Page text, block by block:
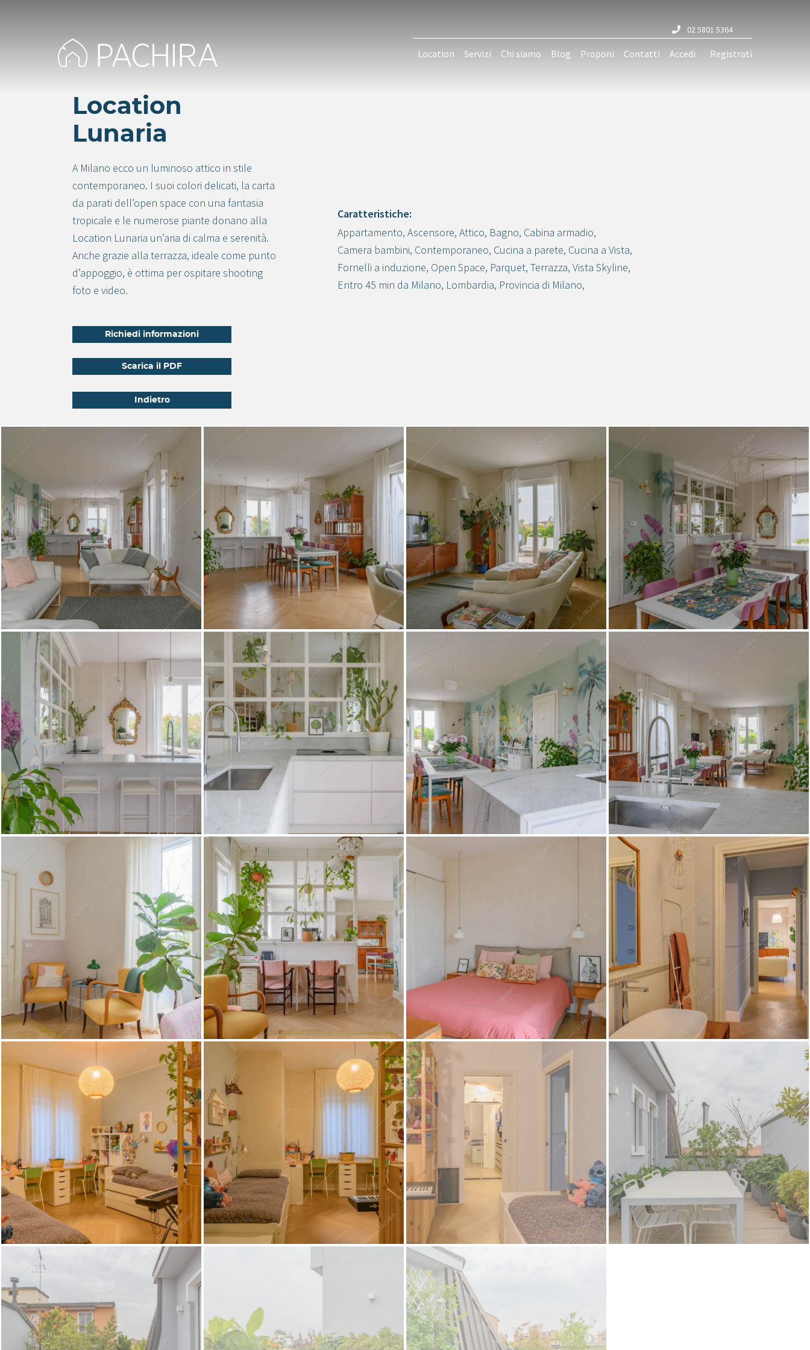
02 5801 5364
Location Servizi Chi siamo Blog Proponi Contatti Accedi Registrati
Location
Lunaria
A Milano ecco un luminoso attico in stile
contemporaneo. I suoi colori delicati, la carta
da parati dell’open space con una fantasia
tropicale e le numerose piante donano alla
Location Lunaria un’aria di calma e serenità.
Anche grazie alla terrazza, ideale come punto
d’appoggio, è ottima per ospitare shooting
foto e video.
Richiedi informazioni
Scarica il PDF
Indietro
Crea progetto
Caratteristiche:
Appartamento, Ascensore, Attico, Bagno, Cabina armadio,
Camera bambini, Contemporaneo, Cucina a parete, Cucina a Vista,
Fornelli a induzione, Open Space, Parquet, Terrazza, Vista Skyline,
Entro 45 min da Milano, Lombardia, Provincia di Milano,